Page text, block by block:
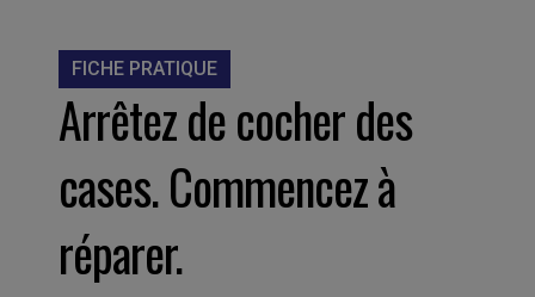
FICHE PRATIQUE
Arrêtez de cocher des
cases. Commencez à
réparer.